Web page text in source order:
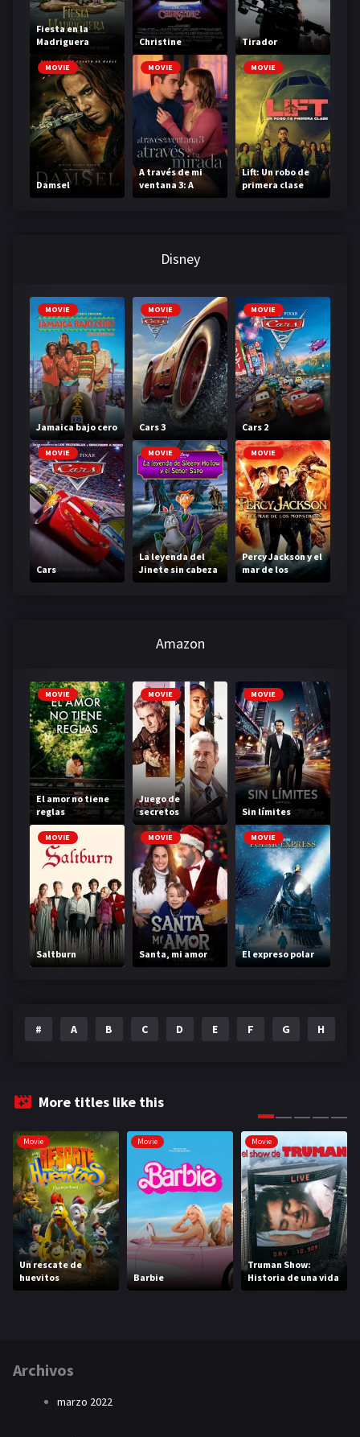
Fiesta en la
Madriguera
Christine Tirador
MOVIE
Damsel
MOVIE
A través de mi
ventana 3: A
través de tu
MOVIE
Lift: Un robo de
primera clase
Disney
MOVIE
Jamaica bajo cero
MOVIE
Cars 3
MOVIE
Cars 2
MOVIE
Cars
MOVIE
La leyenda del
Jinete sin cabeza
MOVIE
Percy Jackson y el
mar de los
monstruos
Amazon
MOVIE
El amor no tiene
reglas
MOVIE
Juego de
secretos
MOVIE
Sin límites
MOVIE
Saltburn
MOVIE
Santa, mi amor
MOVIE
El expreso polar
# A B C D E F G H
More titles like this
Movie
Un rescate de
huevitos
Movie
Barbie
Movie
Truman Show:
Historia de una vida
Archivos
marzo 2022